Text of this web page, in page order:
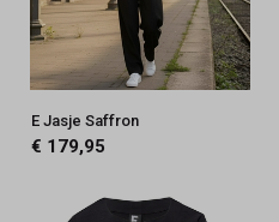
E Jasje Saffron
€ 179,95